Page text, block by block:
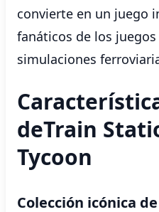
convierte en un juego
fanáticos de los
simulaciones
deTrain
Tycoon
Colección icónica